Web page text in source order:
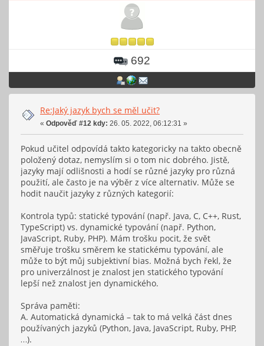
692
Re:Jaký jazyk bych se měl učit?
« Odpověď #12 kdy: 26. 05. 2022, 06:12:31 »
Pokud učitel odpovídá takto kategoricky na takto obecně
položený dotaz, nemyslím si o tom nic dobrého. Jistě,
jazyky mají odlišnosti a hodí se různé jazyky pro různá
použití, ale často je na výběr z více alternativ. Může se
hodit naučit jazyky z různých kategorií:
Kontrola typů: statické typování (např. Java, C, C++, Rust,
TypeScript) vs. dynamické typování (např. Python,
JavaScript, Ruby, PHP). Mám trošku pocit, že svět
směřuje trošku směrem ke statickému typování, ale
může to být můj subjektivní bias. Možná bych řekl, že
pro univerzálnost je znalost jen statického typování
lepší než znalost jen dynamického.
Správa paměti:
A. Automatická dynamická – tak to má velká část dnes
používaných jazyků (Python, Java, JavaScript, Ruby, PHP,
…).